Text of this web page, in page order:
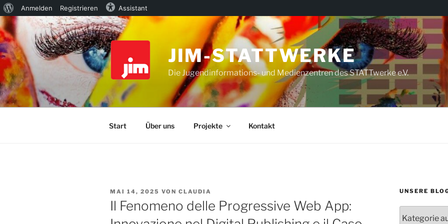
Über
WordPress
Anmelden Registrieren
Assistant
Zum
Inhalt
springen
JIM-STATTWERKE
Die Jugendinformations- und Medienzentren des STATTwerke e.V.
Start Über uns Projekte Kontakt
VERÖFFENTLICHT
AM
MAI 14, 2025 VON CLAUDIA
Il Fenomeno delle Progressive Web App:
UNSERE
Blogs